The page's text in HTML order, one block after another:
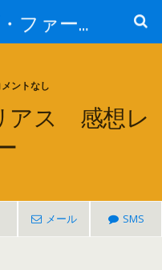
スタイル・オブ・ファー・イースト
ントなし
リアス 感想レ
メール SMS